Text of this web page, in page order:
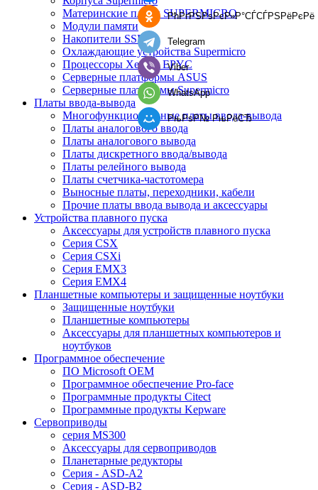
Материнские платы SUPERMICRO
Модули памяти
Накопители SSD
Охлаждающие устройства Supermicro
Процессоры Xeon и EPYC
Серверные платформы ASUS
Серверные платформы Supermicro
Платы ввода-вывода
Многофункциональные платы ввода-вывода
Платы аналогового ввода
Платы аналогового вывода
Платы дискретного ввода/вывода
Платы релейного вывода
Платы счетчика-частотомера
Выносные платы, переходники, кабели
Прочие платы ввода вывода и аксессуары
Устройства плавного пуска
Аксессуары для устройств плавного пуска
Серия CSX
Серия CSXi
Серия EMX3
Серия EMX4
Планшетные компьютеры и защищенные ноутбуки
Защищенные ноутбуки
Планшетные компьютеры
Аксессуары для планшетных компьютеров и
ноутбуков
Программное обеспечение
ПО Microsoft OEM
Программное обеспечение Pro-face
Программные продукты Citect
Программные продукты Kepware
Сервоприводы
серия MS300
Аксессуары для сервоприводов
Планетарные редукторы
Серия - ASD-A2
Серия - ASD-B2
РћРґРЅРѕРєР»Р°СЃСЃРЅРёРєРё
Telegram
Viber
WhatsApp
РњРѕР№ РњРёСЂ